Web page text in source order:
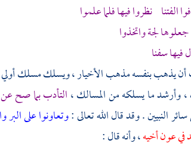
الفتنا نظروا فيها فلما علموا
لجة واتخذوا
فيها سفنا
أن يذهب بنفسه مذهب الأخيار ، ويسلك مسلك أولي
وأرشد ما يسلكه من المسالك ،التأدب بما صح عن
النبيين . وقد قال الله تعالى :وتعاونوا على
في عون أخيه، وأنه قال :